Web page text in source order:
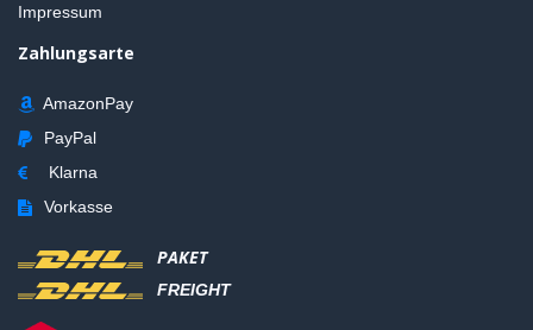
Impressum
Zahlungsarte
AmazonPay
PayPal
Klarna
Vorkasse
PAKET
FREIGHT